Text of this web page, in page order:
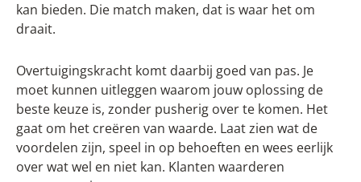
kan bieden. Die match maken, dat is waar het om
draait.
Overtuigingskracht komt daarbij goed van pas. Je
moet kunnen uitleggen waarom jouw oplossing de
beste keuze is, zonder pusherig over te komen. Het
gaat om het creëren van waarde. Laat zien wat de
voordelen zijn, speel in op behoeften en wees eerlijk
over wat wel en niet kan. Klanten waarderen